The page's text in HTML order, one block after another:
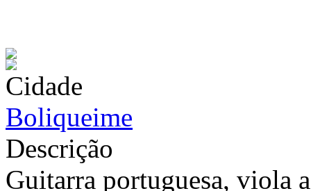
Cidade
Boliqueime
Descrição
Guitarra portuguesa, viola